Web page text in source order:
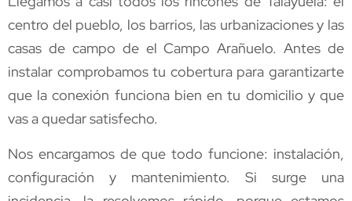
centro del pueblo, los barrios, las urbanizaciones y las
casas de campo de el Campo Arañuelo. Antes de
instalar comprobamos tu cobertura para garantizarte
que la conexión funciona bien en tu domicilio y que
vas a quedar satisfecho.
Nos encargamos de que todo funcione: instalación,
configuración y mantenimiento. Si surge una